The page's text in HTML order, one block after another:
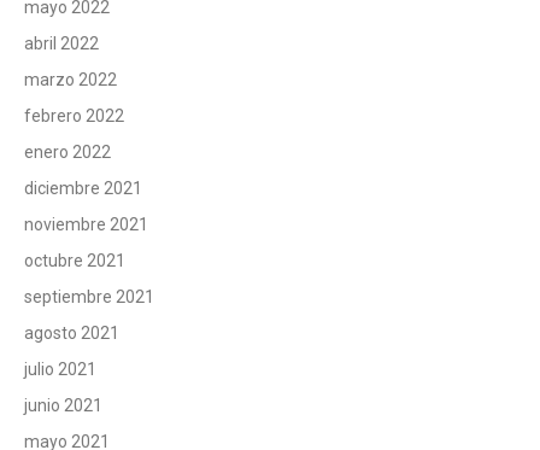
mayo 2022
abril 2022
marzo 2022
febrero 2022
enero 2022
diciembre 2021
noviembre 2021
octubre 2021
septiembre 2021
agosto 2021
julio 2021
junio 2021
mayo 2021